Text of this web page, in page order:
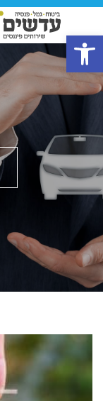
פתח סרגל נגישות